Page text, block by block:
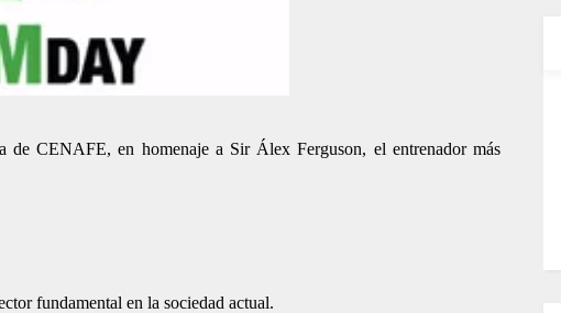
CENAFE, en homenaje a Sir Álex Ferguson, el entrenador más
fundamental en la sociedad actual.